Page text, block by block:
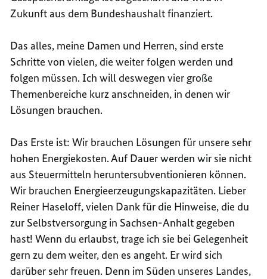
Zukunft aus dem Bundeshaushalt finanziert.
Das alles, meine Damen und Herren, sind erste
Schritte von vielen, die weiter folgen werden und
folgen müssen. Ich will deswegen vier große
Themenbereiche kurz anschneiden, in denen wir
Lösungen brauchen.
Das Erste ist: Wir brauchen Lösungen für unsere sehr
hohen Energiekosten. Auf Dauer werden wir sie nicht
aus Steuermitteln heruntersubventionieren können.
Wir brauchen Energieerzeugungskapazitäten. Lieber
Reiner Haseloff, vielen Dank für die Hinweise, die du
zur Selbstversorgung in Sachsen-Anhalt gegeben
hast! Wenn du erlaubst, trage ich sie bei Gelegenheit
gern zu dem weiter, den es angeht. Er wird sich
darüber sehr freuen. Denn im Süden unseres Landes,